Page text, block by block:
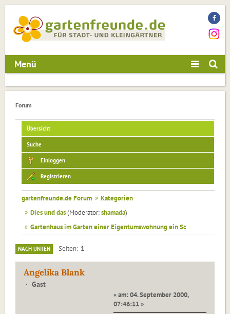
Menü
Forum
Übersicht
Suche
Einloggen
Registrieren
gartenfreunde.de Forum » Kategorien
» Dies und das(Moderator:shamada)
» Gartenhaus im Garten einer Eigentumswohnung ein Sc
NACH UNTEN Seiten 1
Angelika Blank
Gast
« am: 04. September 2000,
07:46:11 »